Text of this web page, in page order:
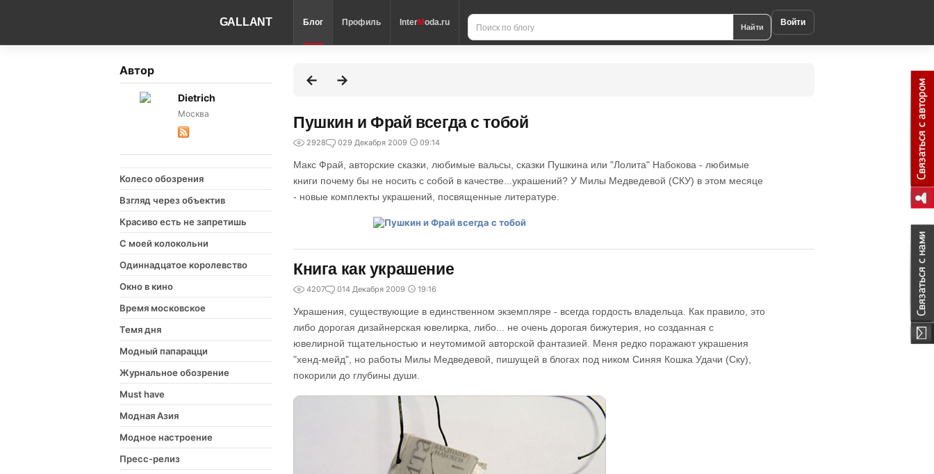
GALLANT Блог Профиль InterModa.ru Найти Войти
Автор
Dietrich
Москва
Колесо обозрения
Взгляд через объектив
Красиво есть не запретишь
С моей колокольни
Одиннадцатое королевство
Окно в кино
Время московское
Темя дня
Модный папарацци
Журнальное обозрение
Must have
Модная Азия
Модное настроение
Пресс-релиз
Пушкин и Фрай всегда с тобой
2928 029 Декабря 2009 09:14
Макс Фрай, авторские сказки, любимые вальсы, сказки Пушкина или "Лолита" Набокова - любимые
книги почему бы не носить с собой в качестве...украшений? У Милы Медведевой (СКУ) в этом месяце
- новые комплекты украшений, посвященные литературе.
Книга как украшение
4207 014 Декабря 2009 19:16
Украшения, существующие в единственном экземпляре - всегда гордость владельца. Как правило, это
либо дорогая дизайнерская ювелирка, либо... не очень дорогая бижутерия, но созданная с
ювелирной тщательностью и неутомимой авторской фантазией. Меня редко поражают украшения
"хенд-мейд", но работы Милы Медведевой, пишущей в блогах под ником Синяя Кошка Удачи (Ску),
покорили до глубины души.